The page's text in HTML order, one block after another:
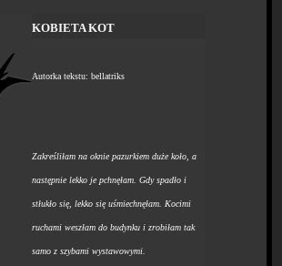
KOBIETA KOT
Autorka tekstu: bellatriks
Zakreśliłam na oknie pazurkiem duże koło, a
następnie lekko je pchnęłam. Gdy spadło i
stłukło się, lekko się uśmiechnęłam. Kocimi
ruchami weszłam do budynku i zrobiłam tak
samo z szybami wystawowymi.